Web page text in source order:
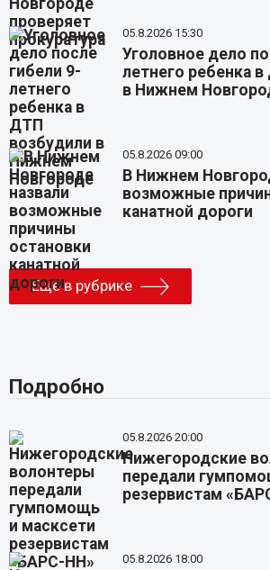
05.8.2026 15:30
Уголовное дело
летнего ребенка
в Нижнем
05.8.2026 09:00
В Нижнем
возможные
канатной дороги
Еще в рубрике
Подробно
05.8.2026 20:00
Нижегородские
передали
резервистам
05.8.2026 18:00